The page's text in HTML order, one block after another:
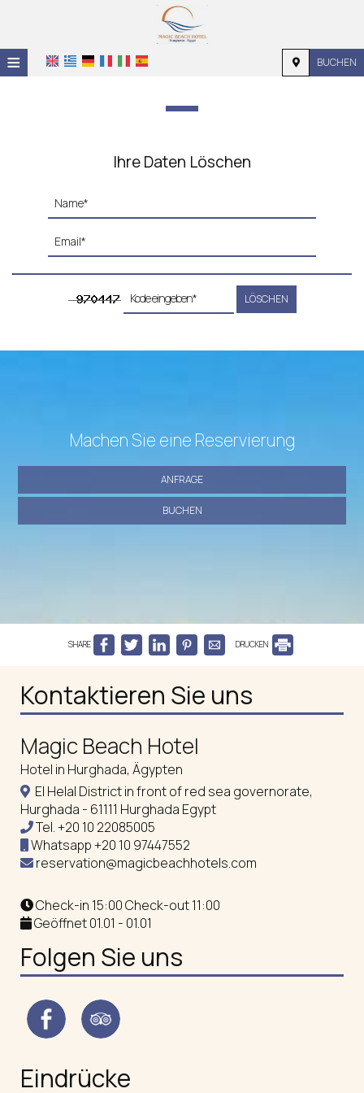
≡ BUCHEN
UNTERKUNFT
NACHFRAGE
KONTAKT
Ihre Daten Löschen
LÖSCHEN
Machen Sie eine Reservierung
ANFRAGE
BUCHEN
SHARE DRUCKEN
Kontaktieren Sie uns
Magic Beach Hotel
Hotel in Hurghada, Ägypten
El Helal District in front of red sea governorate,
Hurghada - 61111 Hurghada Egypt
Tel.+20 10 22085005
Whatsapp+20 10 97447552
reservation@magicbeachhotels.com
Check-in 15:00 Check-out 11:00
Geöffnet 01.01 - 01.01
Folgen Sie uns
Eindrücke